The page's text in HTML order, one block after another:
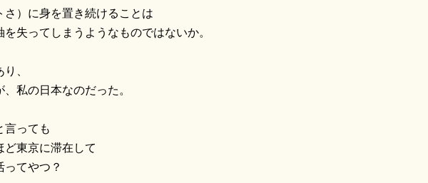
）に身を置き続けることは
失ってしまうようなものではないか。
、
私の日本なのだった。
言っても
東京に滞在して
てやつ？